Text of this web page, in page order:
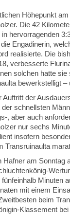
Höhepunkt
Die 42
hervorragenden
Engadinerin,
realisierte. Die
verbesserte
solchen hatte
bewerkstelligt
Auftritt der
schnellsten
, aber auch
nur sechs
insofern
Transruinaulta
Hafner am Sonntag
Minuten
mit einem
beim
Klassement